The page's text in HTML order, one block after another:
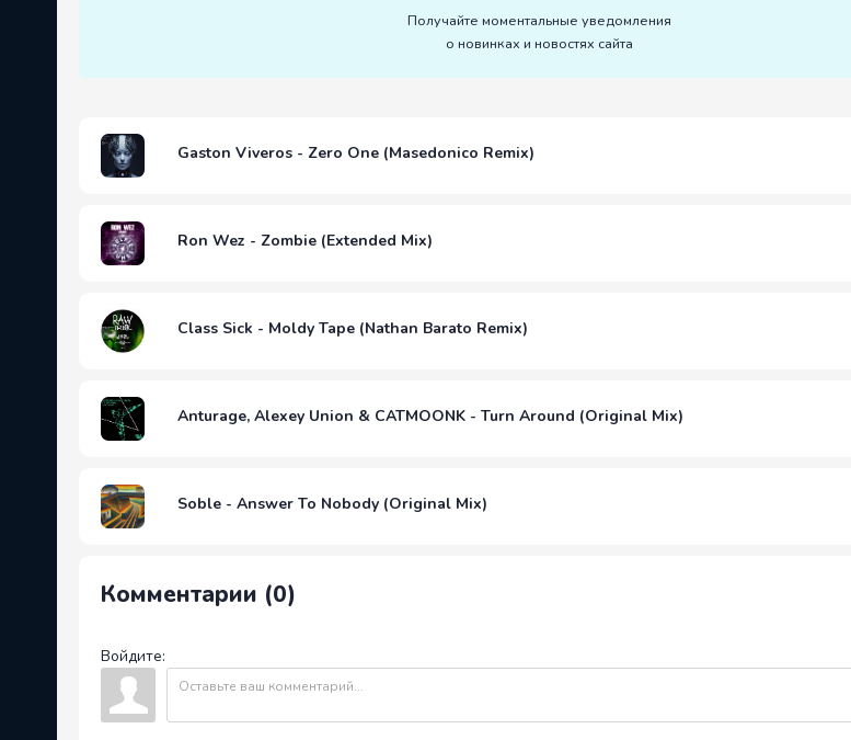
Получайте моментальные уведомления
о новинках и новостях сайта
Gaston Viveros - Zero One (Masedonico Remix)
Ron Wez - Zombie (Extended Mix)
Class Sick - Moldy Tape (Nathan Barato Remix)
Anturage, Alexey Union & CATMOONK - Turn Around (Original Mix)
Soble - Answer To Nobody (Original Mix)
Комментарии (0)
Войдите: